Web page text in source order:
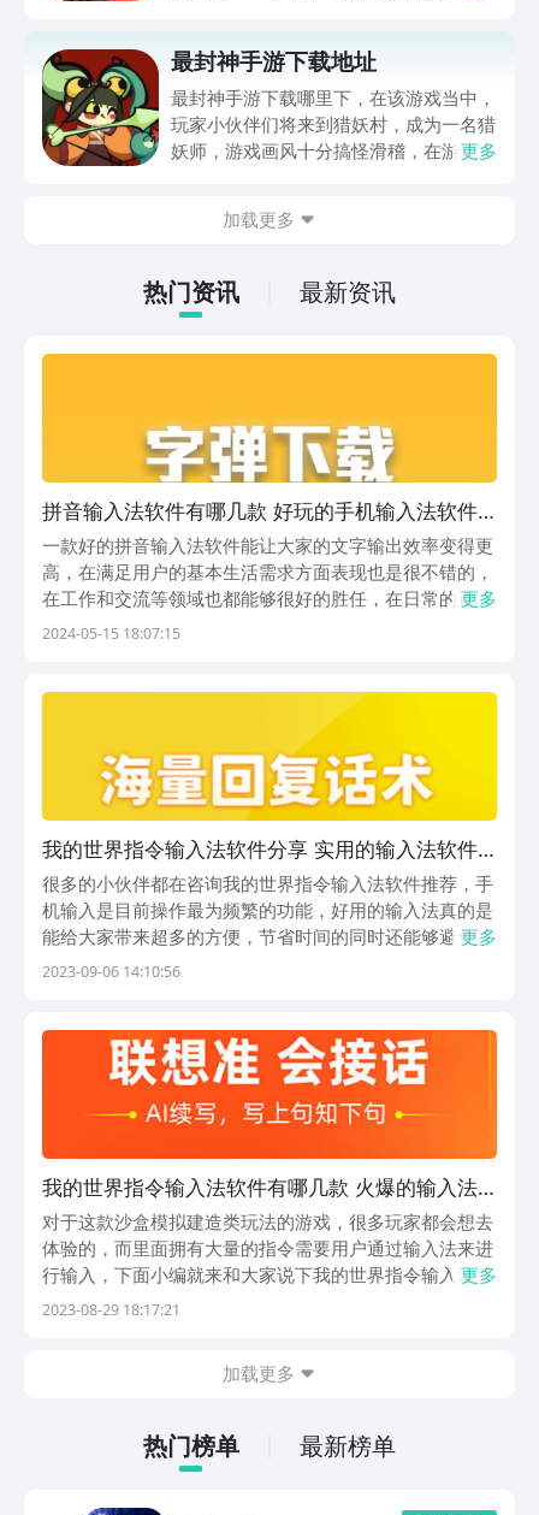
斗策略都有深度创新，肯定有不少伙伴都
很想玩，可提前在九游平台预约，手游福
利最有性价比APP，身后有阿里巴巴灵犀
互娱大厂支持，节假日活动来临时刻，还
最封神手游下载地址
最封神手游下载哪里下，在该游戏当中，
玩家小伙伴们将来到猎妖村，成为一名猎
妖师，游戏画风十分搞怪滑稽，在游玩过
定有不少朋友感兴趣，但不知道哪里下
有性价比的APP，身后有阿里巴巴灵犀互
娱大厂支持，玩手游就到九游，海量代金
更多
加载更多
热门资讯 最新资讯
拼音输入法软件有哪几款 好玩的手机输入法软件
榜单
一款好的拼音输入法软件能让大家的文字输出效率变得更
高，在满足用户的基本生活需求方面表现也是很不错的，
在工作和交流等领域也都能够很好的胜任，在日常的通讯
和文章撰写等领域也都扮演着重要的角色，为此小编也是
输...
更多
2024-05-15 18:07:15
我的世界指令输入法软件分享 实用的输入法软件
推荐
很多的小伙伴都在咨询我的世界指令输入法软件推荐，手
机输入是目前操作最为频繁的功能，好用的输入法真的是
能给大家带来超多的方便，节省时间的同时还能够避免错
别字的出现，下边就来给大家具体的介绍几款排名靠前的
输...
更多
2023-09-06 14:10:56
我的世界指令输入法软件有哪几款 火爆的输入法
app介绍
对于这款沙盒模拟建造类玩法的游戏，很多玩家都会想去
体验的，而里面拥有大量的指令需要用户通过输入法来进
行输入，下面小编就来和大家说下我的世界指令输入法软
件有哪些，其实市面上相关的应用是非常多的，并且大部
更多
2023-08-29 18:17:21
加载更多
热门榜单 最新榜单